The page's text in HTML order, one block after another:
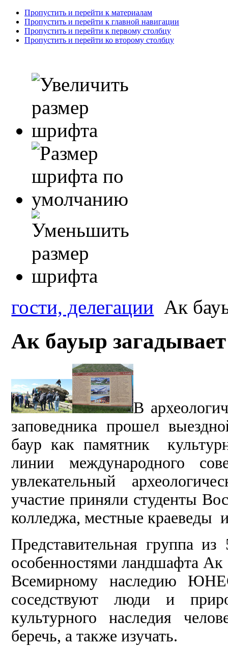
Пропустить и перейти к материалам
Пропустить и перейти к главной навигации
Пропустить и перейти к первому столбцу
Пропустить и перейти ко второму столбцу
гости, делегации Ак
Ак бауыр
В
заповедника прошел
баур как памятник
линии международного
увлекательный
участие приняли студенты
колледжа, местные краеведы
Представительная группа
особенностями ландшафта Ак
Всемирному наследию
соседствуют люди и
культурного наследия
беречь, а также изучать.